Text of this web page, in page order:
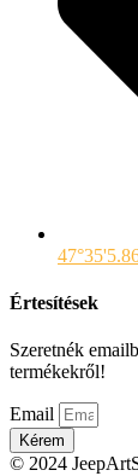
Értesítések
Szeretnék
termékekről!
Email
Kérem
© 2024